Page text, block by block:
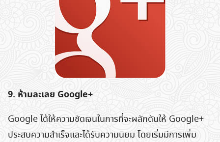
9. ห้ามละเลย Google+
Google ได้ให้ความชัดเจนในการที่จะผลักดันให้ Google+
ประสบความสำเร็จและได้รับความนิยม โดยเริ่มมีการเพิ่ม